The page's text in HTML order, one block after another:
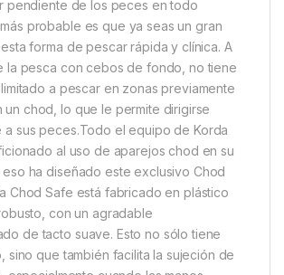
aparejos te permiten conseguir el cebo
que se asiente perfectamente
A diferencia de lo que ocurre con
sobre la maleza, nunca sentirás la
comprobar el aparejo una vez lanzado,
estar seguro de que se presenta
y no tendrás que preocuparte de
a las carpas. Sin embargo, esto es
cuando se trata de aparejos de
un pescador móvil o itinerante al que
pendiente de los peces en todo
esta forma de pescar rápida y clínica. A